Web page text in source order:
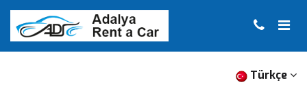
ANA SAYFA
KURUMSAL
Türkçe
×